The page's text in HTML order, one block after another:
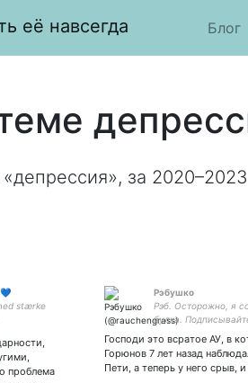
её навсегда Блог
за
stærke
проблема
Рэбушко
Рэб. Осторожно, я
булка.
музыку всякую
пощу:
Господи это всратое АУ, в
Горюнов 7 лет назад
Пети, а теперь у него срыв,